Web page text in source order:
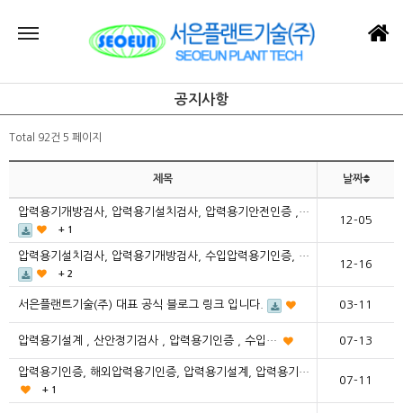
공지사항
Total 92건 5 페이지
제목 날짜
압력용기개방검사, 압력용기설치검사, 압력용기안전인증 ,…
+ 1
12-05
압력용기설치검사, 압력용기개방검사, 수입압력용기인증, …
+ 2
12-16
서은플랜트기술(주) 대표 공식 블로그 링크 입니다. 03-11
압력용기설계 , 산안정기검사 , 압력용기인증 , 수입… 07-13
압력용기인증, 해외압력용기인증, 압력용기설계, 압력용기…
+ 1
07-11